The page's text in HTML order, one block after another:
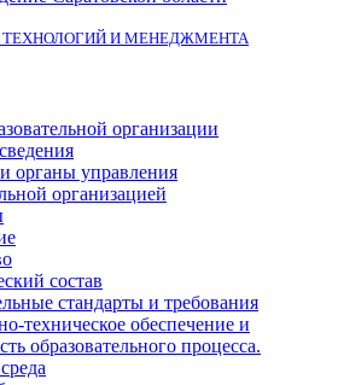
И МЕНЕДЖМЕНТА
организации
органы управления
организацией
состав
стандарты и требования
техническое обеспечение и
образовательного процесса.